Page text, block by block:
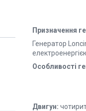
Призначення
Генератор
Особливості
Двигун: